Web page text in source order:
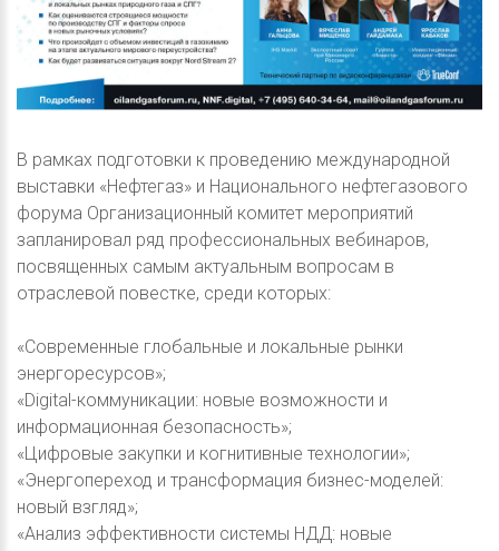
В рамках подготовки к проведению международной
выставки «Нефтегаз» и Национального нефтегазового
форума Организационный комитет мероприятий
запланировал ряд профессиональных вебинаров,
посвященных самым актуальным вопросам в
отраслевой повестке, среди которых:
«Современные глобальные и локальные рынки
энергоресурсов»;
«Digital-коммуникации: новые возможности и
информационная безопасность»;
«Цифровые закупки и когнитивные технологии»;
«Энергопереход и трансформация бизнес-моделей:
новый взгляд»;
«Анализ эффективности системы НДД: новые